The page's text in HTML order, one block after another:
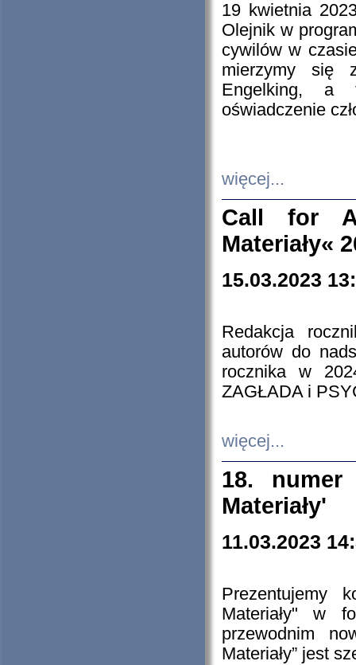
19 kwietnia
Olejnik w
cywilów w
mierzymy się
Engelking, a
oświadczenie
więcej...
Call for
Materiały«
15.03.2023
Redakcja
autorów do
rocznika w
ZAGŁADA i
więcej...
18. numer
Materiały'
11.03.2023
Prezentujemy
Materiały" w
przewodnim
Materiały” jest